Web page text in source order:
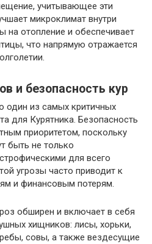
учитывающее эти
микроклимат внутри
на отопление и обеспечивает
что напрямую отражается
и безопасность кур
один из самых критичных
для Курятника. Безопасность
приоритетом, поскольку
быть не только
для всего
угрозы часто приводит к
и финансовым потерям.
обширен и включает в себя
хищников: лисы, хорьки,
совы, а также вездесущие